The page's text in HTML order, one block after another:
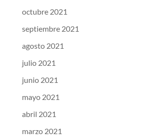
octubre 2021
septiembre 2021
agosto 2021
julio 2021
junio 2021
mayo 2021
abril 2021
marzo 2021